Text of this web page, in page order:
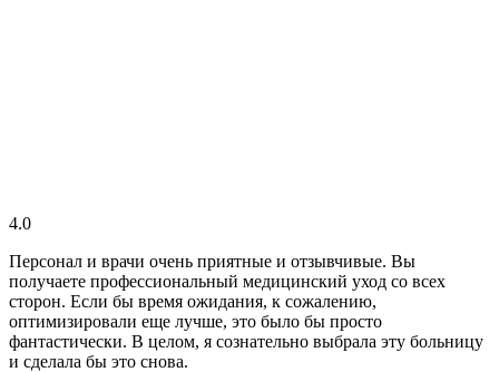
4.0
Персонал и врачи очень приятные и отзывчивые. Вы
получаете профессиональный медицинский уход со всех
сторон. Если бы время ожидания, к сожалению,
оптимизировали еще лучше, это было бы просто
фантастически. В целом, я сознательно выбрала эту больницу
и сделала бы это снова.